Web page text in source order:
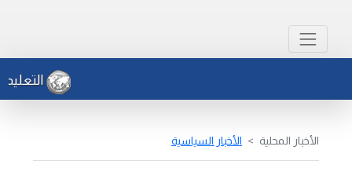
التعليم
الأخبار المحلية الأخبار السياسية